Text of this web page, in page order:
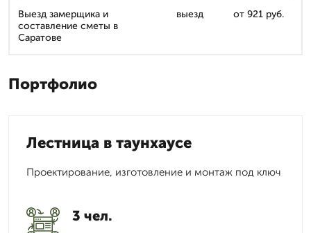
Выезд замерщика и
составление сметы в
Саратове
выезд от 921 руб.
Портфолио
Лестница в таунхаусе
Проектирование, изготовление и монтаж под ключ
3 чел.